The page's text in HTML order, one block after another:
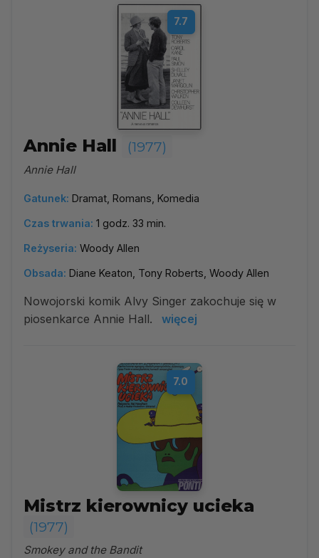
7.7
Annie Hall (1977)
Annie Hall
Gatunek: Dramat, Romans, Komedia
Czas trwania: 1 godz. 33 min.
Reżyseria: Woody Allen
Obsada: Diane Keaton, Tony Roberts, Woody Allen
Nowojorski komik Alvy Singer zakochuje się w
piosenkarce Annie Hall.
więcej
7.0
Mistrz kierownicy ucieka
(1977)
Smokey and the Bandit